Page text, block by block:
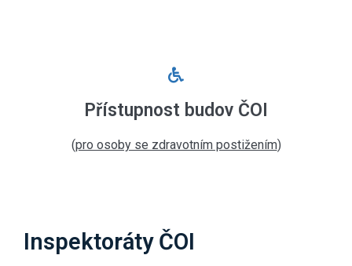
Přístupnost budov ČOI
(pro osoby se zdravotním postižením)
Inspektoráty ČOI